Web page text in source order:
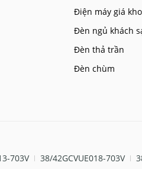
Điện máy giá kho
Đèn ngủ khách
Đèn thả trần
Đèn chùm
703V 38/42GCVUE018-703V